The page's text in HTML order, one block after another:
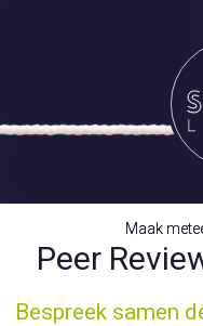
Maak
Maak
Peer
Bespreek samen